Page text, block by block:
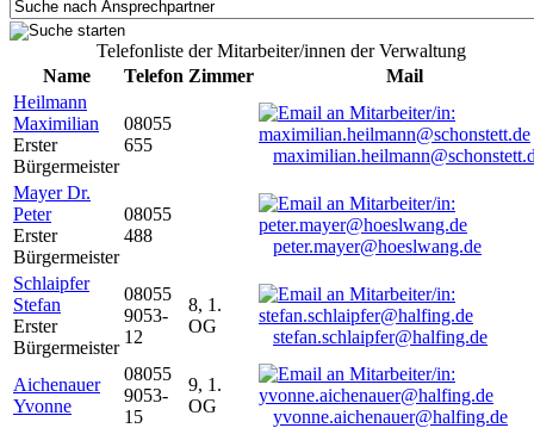
Telefonliste der Mitarbeiter/innen der Verwaltung
Name
Telefon Zimmer
Mail
Heilmann
Maximilian
Erster
Bürgermeister
08055
655
Mayer Dr.
Peter
Erster
Bürgermeister
08055
488
peter.mayer@hoeslwang.de
Schlaipfer
Stefan
Erster
Bürgermeister
08055
9053-
12
8, 1.
OG
stefan.schlaipfer@halfing.de
Aichenauer
Yvonne
08055
9053-
15
9, 1.
OG
yvonne.aichenauer@halfing.de